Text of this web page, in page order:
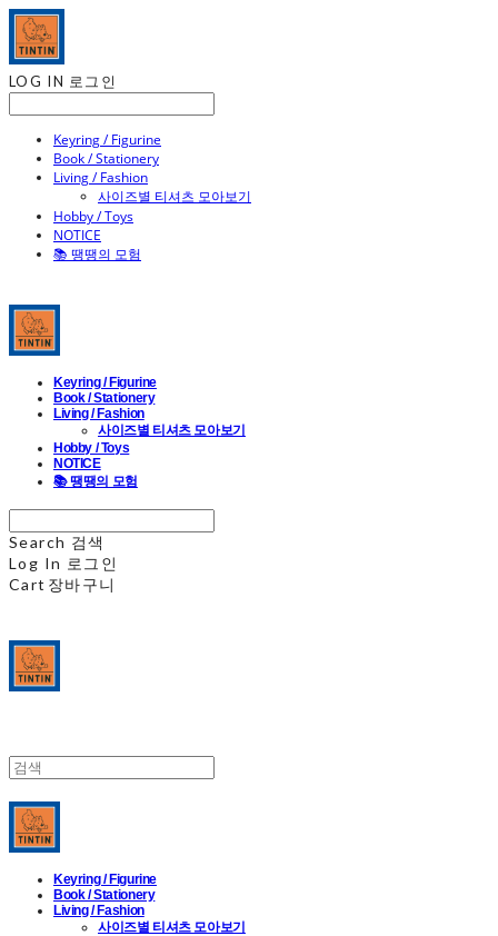
LOG IN 로그인
Keyring / Figurine
Book / Stationery
Living / Fashion
사이즈별 티셔츠 모아보기
Hobby / Toys
NOTICE
📚 땡땡의 모험
Keyring / Figurine
Book / Stationery
Living / Fashion
사이즈별 티셔츠 모아보기
Hobby / Toys
NOTICE
📚 땡땡의 모험
Search 검색
Log In 로그인
Cart 장바구니
Keyring / Figurine
Book / Stationery
Living / Fashion
사이즈별 티셔츠 모아보기